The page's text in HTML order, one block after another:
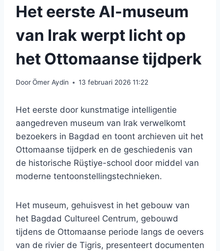
Het eerste AI-museum
van Irak werpt licht op
het Ottomaanse tijdperk
DoorÖmer Aydin 13 februari 2026 11:22
Het eerste door kunstmatige intelligentie
aangedreven museum van Irak verwelkomt
bezoekers in Bagdad en toont archieven uit het
Ottomaanse tijdperk en de geschiedenis van
de historische Rüştiye-school door middel van
moderne tentoonstellingstechnieken.
Het museum, gehuisvest in het gebouw van
het Bagdad Cultureel Centrum, gebouwd
tijdens de Ottomaanse periode langs de oevers
van de rivier de Tigris, presenteert documenten